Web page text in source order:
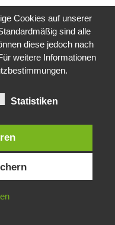
„SOL 735“ Rover Curiosity
die weitere Nutzung dieser
zu.
Cookies auf unserer
sind alle
diese jedoch nach
weitere Informationen
Statistiken